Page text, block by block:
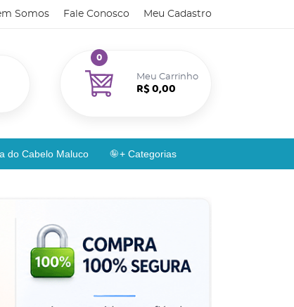
Somos Fale Conosco Meu Cadastro
Meu Carrinho
0
R$ 0,00
do Cabelo Maluco + Categorias